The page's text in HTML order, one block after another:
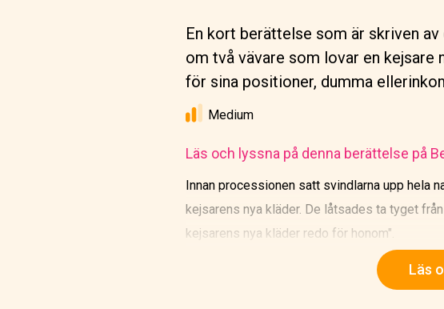
En kort berättelse som är skriven
om två vävare som lovar en
för sina positioner, dumma
Medium
Läs och lyssna på denna berättelse på
Innan processionen satt svindlarna upp hela
kejsarens nya kläder. De låtsades ta tyget
kejsarens nya kläder redo för honom".
Läs